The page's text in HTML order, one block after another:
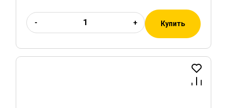
- + Купить